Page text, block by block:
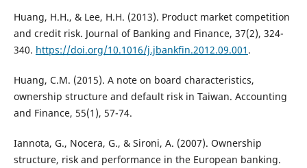
Huang, H.H., & Lee, H.H. (2013). Product market competition
and credit risk. Journal of Banking and Finance, 37(2), 324-
340. https://doi.org/10.1016/j.jbankfin.2012.09.001 .
Huang, C.M. (2015). A note on board characteristics,
ownership structure and default risk in Taiwan. Accounting
and Finance, 55(1), 57-74.
Iannota, G., Nocera, G., & Sironi, A. (2007). Ownership
structure, risk and performance in the European banking.